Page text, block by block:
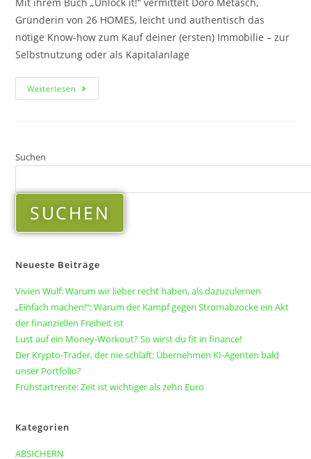
Gründerin von 26 HOMES, leicht und authentisch das
nötige Know-how zum Kauf deiner (ersten) Immobilie – zur
Selbstnutzung oder als Kapitalanlage
Weiterlesen
Suchen
SUCHEN
Neueste Beiträge
Vivien Wulf: Warum wir lieber recht haben, als dazuzulernen
„Einfach machen!“: Warum der Kampf gegen Stromabzocke ein Akt
der finanziellen Freiheit ist
Lust auf ein Money-Workout? So wirst du fit in finance!
Der Krypto-Trader, der nie schläft: Übernehmen KI-Agenten bald
unser Portfolio?
Frühstartrente: Zeit ist wichtiger als zehn Euro
Kategorien
ABSICHERN